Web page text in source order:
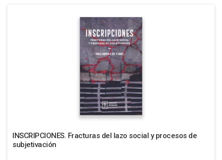
INSCRIPCIONES. Fracturas del lazo social y procesos de
subjetivación